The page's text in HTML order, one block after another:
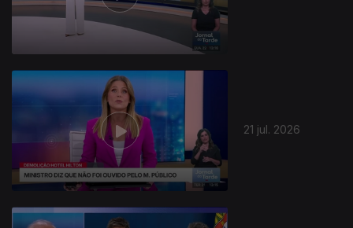
21 jul. 2026